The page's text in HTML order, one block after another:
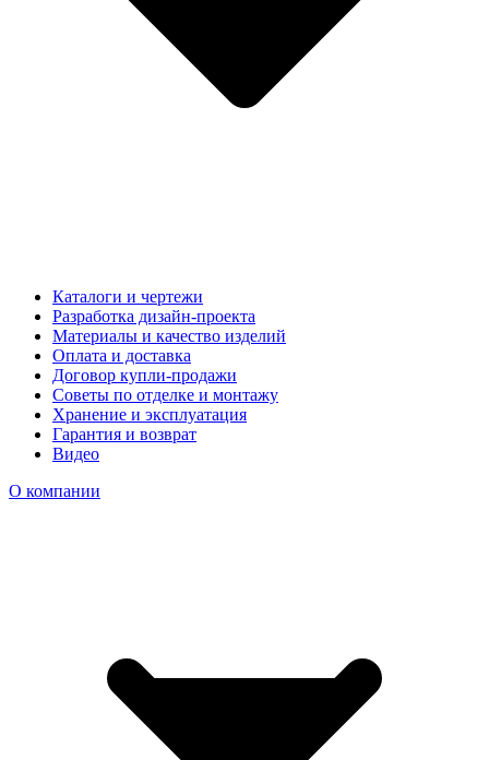
Каталоги и чертежи
Разработка дизайн-проекта
Материалы и качество изделий
Оплата и доставка
Договор купли-продажи
Советы по отделке и монтажу
Хранение и эксплуатация
Гарантия и возврат
Видео
О компании